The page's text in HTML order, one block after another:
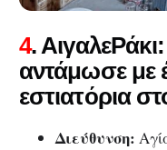
4.
αντάμωσε με
εστιατόρια
Διεύθυνση: